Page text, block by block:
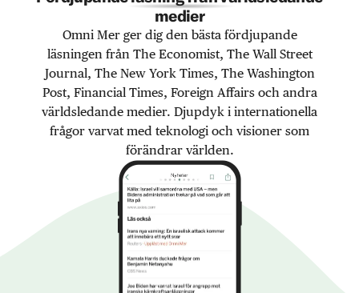
medier
Omni Mer ger dig den bästa fördjupande
läsningen från The Economist, The Wall Street
Journal, The New York Times, The Washington
Post, Financial Times, Foreign Affairs och andra
världsledande medier. Djupdyk i internationella
frågor varvat med teknologi och visioner som
förändrar världen.